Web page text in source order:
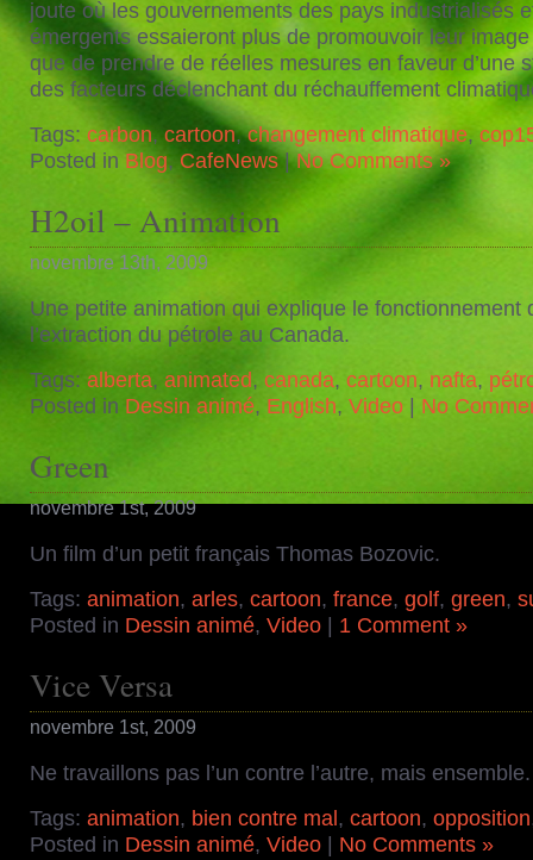
joute où les gouvernements des pays industrialisés
émergents essaieront plus de promouvoir leur
que de prendre de réelles mesures en faveur d’une
des facteurs déclenchant du réchauffement
Tags: carbon,cartoon,changement climatique,
Posted in Blog,CafeNews|No Comments »
H2oil – Animation
novembre 13th, 2009
Une petite animation qui explique le fonctionnement
l’extraction du pétrole au Canada.
Tags: alberta, animated, canada, cartoon, nafta,
Posted in Dessin animé, English, Video No
Green
novembre 1st, 2009
Un film d’un petit français Thomas Bozovic.
Tags: animation, arles, cartoon, france, golf, green,
Posted in Dessin animé, Video 1 Comment »
Vice Versa
novembre 1st, 2009
Ne travaillons pas l’un contre l’autre, mais ensemble.
Tags: animation, bien contre mal , cartoon, opposition
Posted in Dessin animé, Video No Comments »